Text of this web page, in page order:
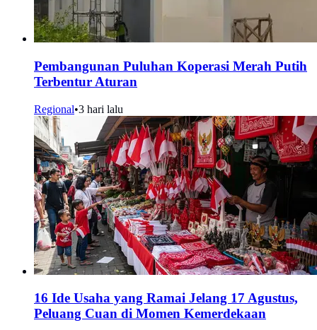
Pembangunan Puluhan Koperasi Merah Putih
Terbentur Aturan
Regional•3 hari lalu
16 Ide Usaha yang Ramai Jelang 17 Agustus,
Peluang Cuan di Momen Kemerdekaan